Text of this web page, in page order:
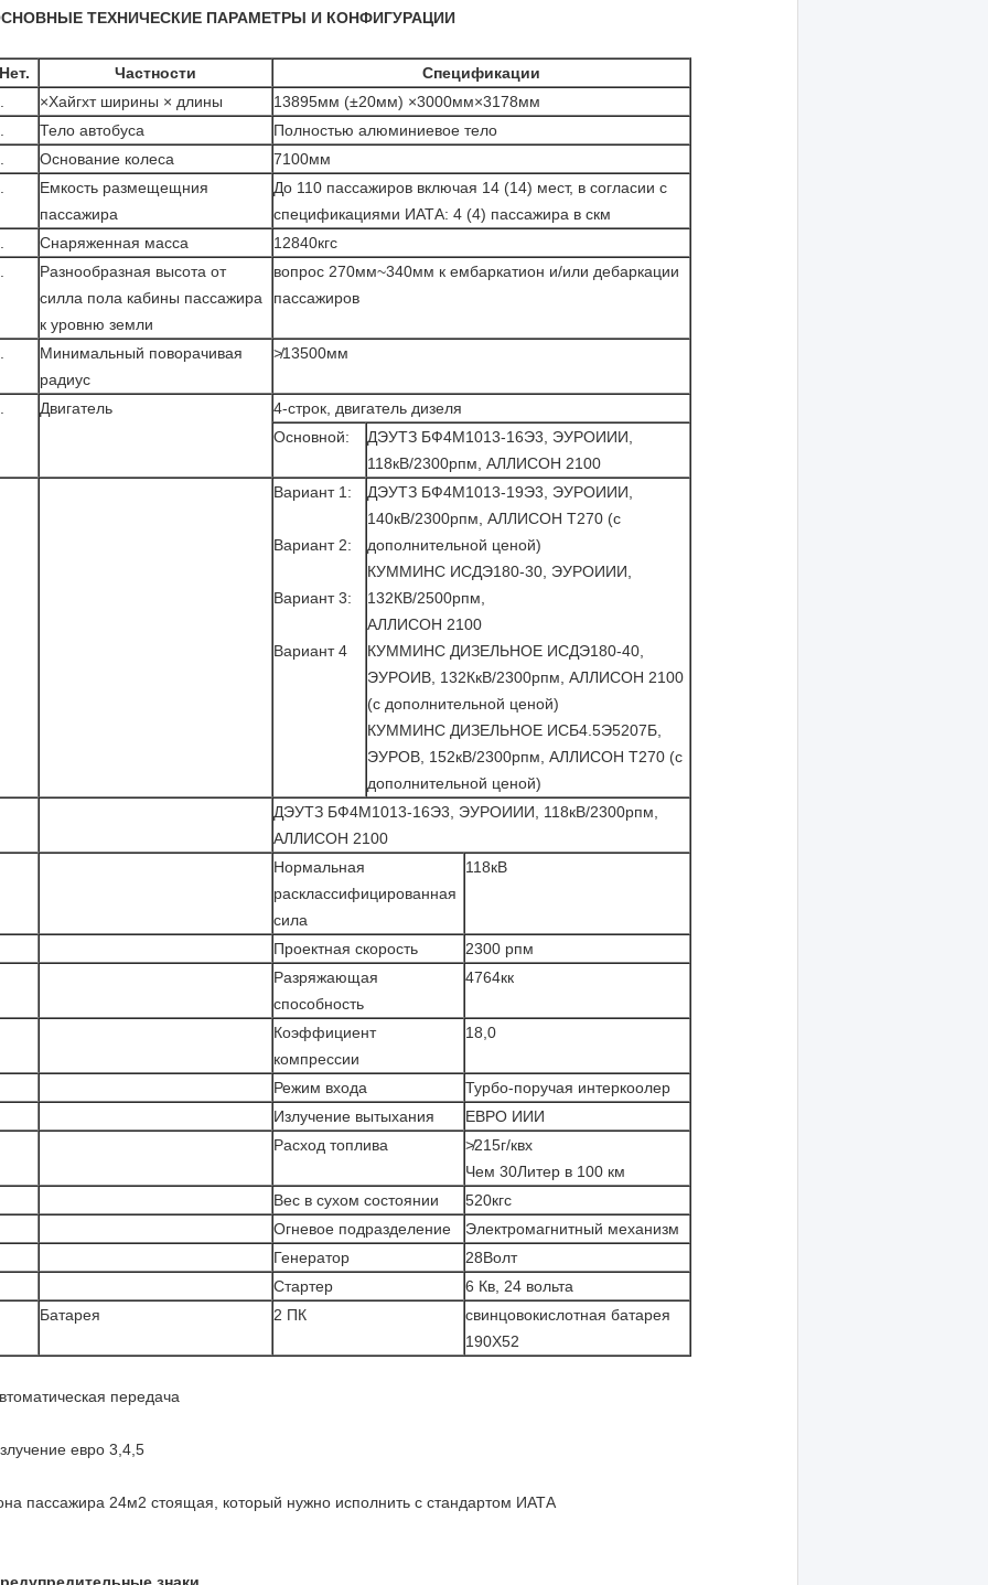
ТЕХНИЧЕСКИЕ ПАРАМЕТРЫ И КОНФИГУРАЦИИ
Нет. Частности
Спецификации
×Хайгхт ширины × длины
13895мм (±20мм) ×3000мм×3178мм
Тело автобуса
Полностью алюминиевое тело
Основание колеса
7100мм
Емкость размещещния
пассажира
До 110 пассажиров включая 14 (14) мест, в согласии с
спецификациями ИАТА: 4 (4) пассажира в скм
Снаряженная масса
12840кгс
Разнообразная высота от
силла пола кабины пассажира
к уровню земли
вопрос 270мм~340мм к ембаркатион и/или дебаркации
пассажиров
Минимальный поворачивая
радиус
≯13500мм
Двигатель
4-строк, двигатель дизеля
Основной:
ДЭУТЗ БФ4М1013-16Э3, ЭУРОИИИ,
118кВ/2300рпм, АЛЛИСОН 2100
Вариант 1:
Вариант 2:
Вариант 3:
Вариант 4
ДЭУТЗ БФ4М1013-19Э3, ЭУРОИИИ,
140кВ/2300рпм, АЛЛИСОН Т270 (с
дополнительной ценой)
КУММИНС ИСДЭ180-30, ЭУРОИИИ,
132КВ/2500рпм,
АЛЛИСОН 2100
КУММИНС ДИЗЕЛЬНОЕ ИСДЭ180-40,
ЭУРОИВ, 132КкВ/2300рпм, АЛЛИСОН 2100
(с дополнительной ценой)
КУММИНС ДИЗЕЛЬНОЕ ИСБ4.5Э5207Б,
ЭУРОВ, 152кВ/2300рпм, АЛЛИСОН Т270 (с
дополнительной ценой)
ДЭУТЗ БФ4М1013-16Э3, ЭУРОИИИ, 118кВ/2300рпм,
АЛЛИСОН 2100
Нормальная
расклассифицированная
сила
118кВ
Проектная скорость
2300 рпм
Разряжающая
способность
4764кк
Коэффициент
компрессии
18,0
Режим входа
Турбо-поручая интеркоолер
Излучение вытыхания
ЕВРО ИИИ
Расход топлива
≯215г/квх
Чем 30Литер в 100 км
Вес в сухом состоянии
520кгс
Огневое подразделение
Электромагнитный механизм
Генератор
28Волт
Стартер
6 Кв, 24 вольта
Батарея 2 ПК
свинцовокислотная батарея
190Х52
передача
евро 3,4,5
пассажира 24м2 стоящая, который нужно исполнить с стандартом ИАТА